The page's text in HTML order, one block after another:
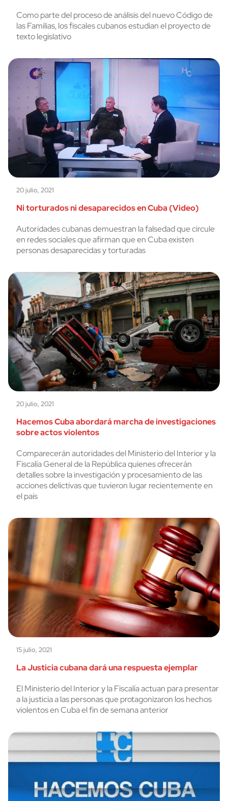
Como parte del proceso de análisis del nuevo Código de
las Familias, los fiscales cubanos estudian el proyecto de
texto legislativo
20 julio, 2021
Ni torturados ni desaparecidos en Cuba (Video)
Autoridades cubanas demuestran la falsedad que circule
en redes sociales que afirman que en Cuba existen
personas desaparecidas y torturadas
20 julio, 2021
Hacemos Cuba abordará marcha de investigaciones
sobre actos violentos
Comparecerán autoridades del Ministerio del Interior y la
Fiscalía General de la República quienes ofrecerán
detalles sobre la investigación y procesamiento de las
acciones delictivas que tuvieron lugar recientemente en
el país
15 julio, 2021
La Justicia cubana dará una respuesta ejemplar
El Ministerio del Interior y la Fiscalía actuan para presentar
a la justicia a las personas que protagonizaron los hechos
violentos en Cuba el fin de semana anterior